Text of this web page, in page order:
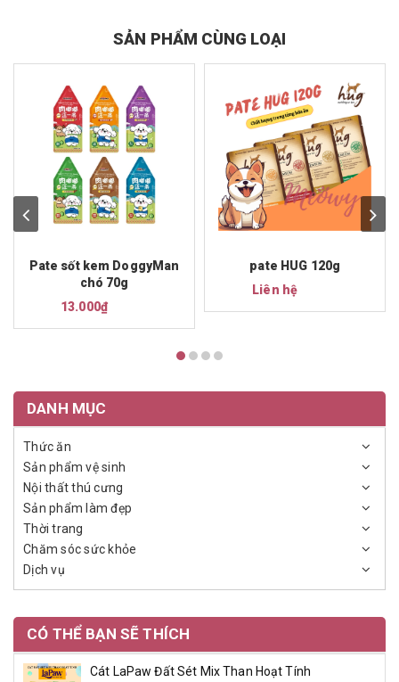
SẢN PHẨM CÙNG LOẠI
Pate sốt kem DoggyMan
chó 70g
13.000₫
pate HUG 120g
Liên hệ
DANH MỤC
Thức ăn
Sản phẩm vệ sinh
Nội thất thú cưng
Sản phẩm làm đẹp
Thời trang
Chăm sóc sức khỏe
Dịch vụ
CÓ THỂ BẠN SẼ THÍCH
Cát LaPaw Đất Sét Mix Than Hoạt Tính